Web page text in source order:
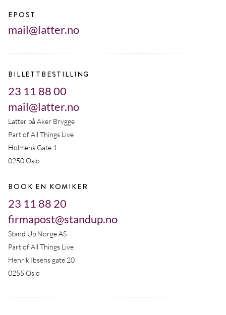
EPOST
mail@latter.no
BILLETTBESTILLING
23 11 88 00
mail@latter.no
Latter på Aker Brygge
Part of All Things Live
Holmens Gate 1
0250 Oslo
BOOK EN KOMIKER
23 11 88 20
firmapost@standup.no
Stand Up Norge AS
Part of All Things Live
Henrik Ibsens gate 20
0255 Oslo